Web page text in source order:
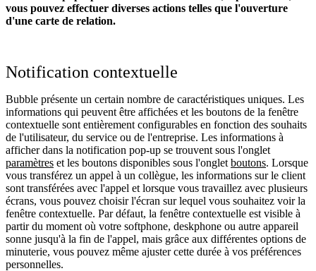
vous pouvez effectuer diverses actions telles que l'ouverture
d'une carte de relation.
Notification contextuelle
Bubble présente un certain nombre de caractéristiques uniques. Les
informations qui peuvent être affichées et les boutons de la fenêtre
contextuelle sont entièrement configurables en fonction des souhaits
de l'utilisateur, du service ou de l'entreprise. Les informations à
afficher dans la notification pop-up se trouvent sous l'onglet
paramètres et les boutons disponibles sous l'onglet boutons. Lorsque
vous transférez un appel à un collègue, les informations sur le client
sont transférées avec l'appel et lorsque vous travaillez avec plusieurs
écrans, vous pouvez choisir l'écran sur lequel vous souhaitez voir la
fenêtre contextuelle. Par défaut, la fenêtre contextuelle est visible à
partir du moment où votre softphone, deskphone ou autre appareil
sonne jusqu'à la fin de l'appel, mais grâce aux différentes options de
minuterie, vous pouvez même ajuster cette durée à vos préférences
personnelles.